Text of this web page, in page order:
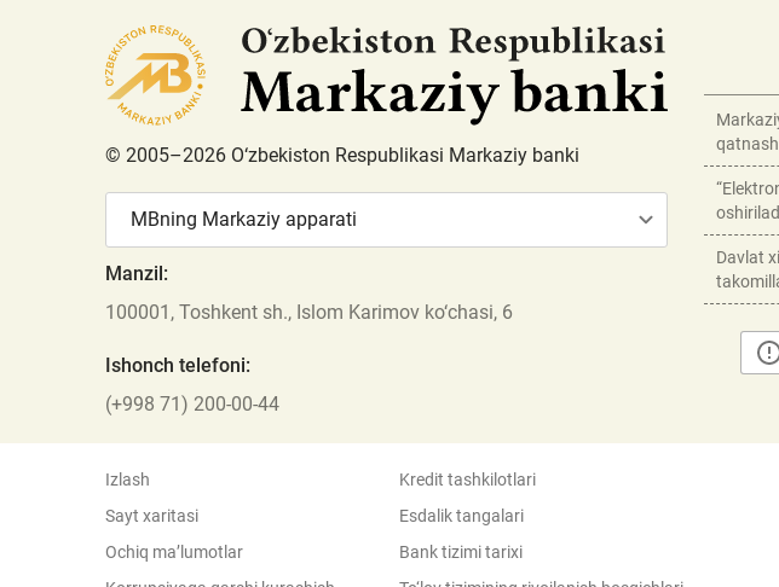
© 2005–2026 O‘zbekiston Respublikasi Markaziy banki
MBning Markaziy apparati
Manzil:
100001, Toshkent sh., Islom Karimov ko‘chasi, 6
Ishonch telefoni:
(+998 71) 200-00-44
Davlat
Izlash
Sayt xaritasi
Ochiq ma’lumotlar
Kredit tashkilotlari
Esdalik tangalari
Bank tizimi tarixi